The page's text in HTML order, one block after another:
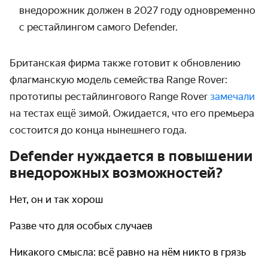
внедорожник должен в 2027 году одновременно
с рестайлингом самого Defender.
Британская фирма также готовит к обновлению
флагманскую модель семейства Range Rover:
прототипы рестайлингового Range Rover замечали
на тестах ещё зимой. Ожидается, что его премьера
состоится до конца нынешнего года.
Defender нуждается в повышении
внедорожных возможностей?
Нет, он и так хорош
Разве что для особых случаев
Никакого смысла: всё равно на нём никто в грязь